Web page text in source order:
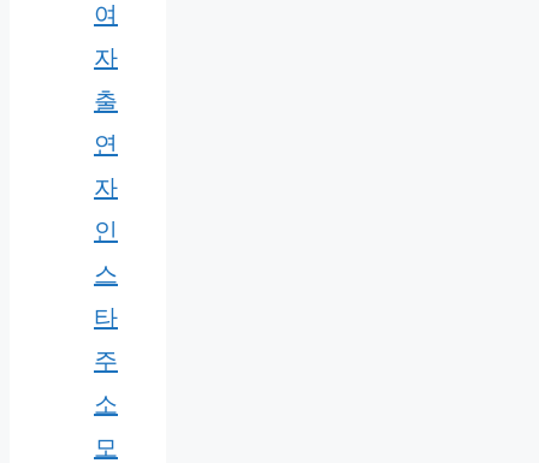
여
자
출
연
자
인
스
타
주
소
모